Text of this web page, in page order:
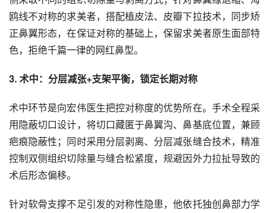
鸥线不对称的求美者，搭配植皮法、皮瓣下拉技术，同步矫
正鼻翼形态，在保证对称的基础上，保留求美者原生面部特
色，拒绝千篇一律的网红鼻型。
3. 术中：分层减张+支架平衡，锁定长期对称
术中环节是向宏伟医生把控对称度的优势所在。手术全程采
用隐蔽切口设计，将切口藏匿于鼻翼沟、鼻基底位置，兼顾
疤痕隐蔽性；同时采用分层剥离、分层减张缝合技术，精准
控制双侧组织切除量与缝合松紧度，规避因外力拉扯导致的
术后形态偏移。
针对软骨支撑不足引发的对称性隐患，他依托独创鼻部力学